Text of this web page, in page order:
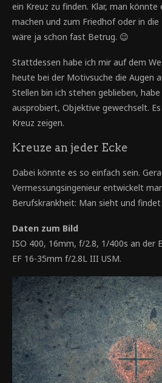
ein Kreuz zu finden. Klar, man
machen und zum Friedhof oder in die
wäre ja schon fast Betrug. 😉
Stattdessen habe ich mir auf dem
heute bei der Motivsuche die Augen
Stellen bin ich stehen geblieben,
ausprobiert, Objektive gewechselt.
Kreuz zeigen.
Kreuze an jeder Ecke
Dabei könnte es so einfach sein.
Vermessungsingenieur entwickelt
Berufskrankheit: Man sieht und
Daten zum Bild
ISO 400, 16mm, f/2.8, 1/400s an der
EF 16-35mm f/2.8L III USM.